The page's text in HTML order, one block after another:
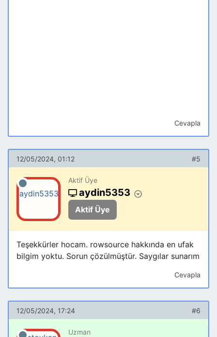
Cevapla
12/05/2024, 01:12 #5
Aktif Üye
aydin5353
Aktif Üye
Teşekkürler hocam. rowsource hakkında en ufak
bilgim yoktu. Sorun çözülmüştür. Saygılar sunarım
Cevapla
12/05/2024, 17:24 #6
Uzman